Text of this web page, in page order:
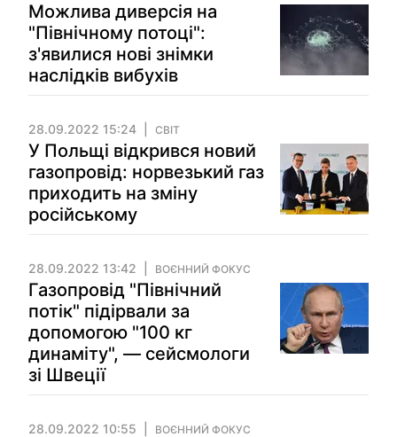
Можлива диверсія на
"Північному потоці":
з'явилися нові знімки
наслідків вибухів
28.09.2022 15:24 СВІТ
У Польщі відкрився новий
газопровід: норвезький газ
приходить на зміну
російському
28.09.2022 13:42 ВОЄННИЙ ФОКУС
Газопровід "Північний
потік" підірвали за
допомогою "100 кг
динаміту", — сейсмологи
зі Швеції
28.09.2022 10:55 ВОЄННИЙ ФОКУС